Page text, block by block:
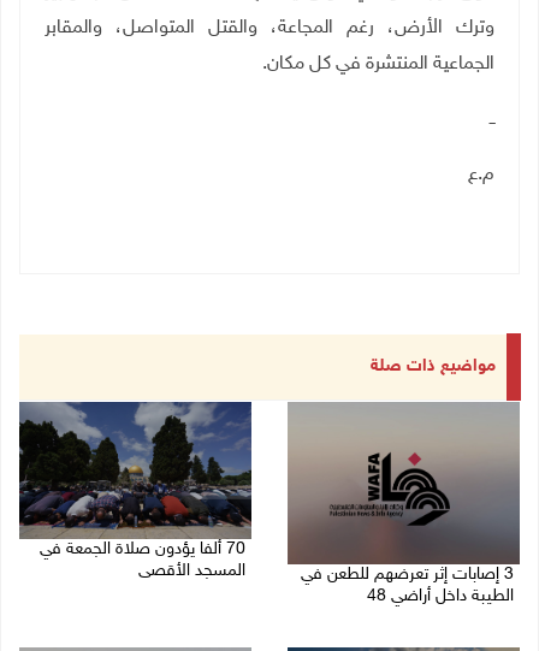
وترك الأرض، رغم المجاعة، والقتل المتواصل، والمقابر
الجماعية المنتشرة في كل مكان.
ــ
م.ع
مواضيع ذات صلة
3 إصابات إثر تعرضهم للطعن في
الطيبة داخل أراضي 48
70 ألفا يؤدون صلاة الجمعة في
المسجد الأقصى